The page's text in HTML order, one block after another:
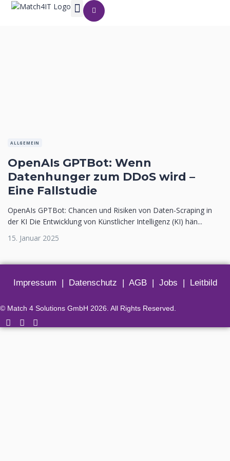
ALLGEMEIN
OpenAIs GPTBot: Wenn
Datenhunger zum DDoS wird –
Eine Fallstudie
OpenAIs GPTBot: Chancen und Risiken von Daten-Scraping in
der KI Die Entwicklung von Künstlicher Intelligenz (KI) hän...
15. Januar 2025
Impressum | Datenschutz | AGB| Jobs | Leitbild
© Match 4 Solutions GmbH 2026. All Rights Reserved.